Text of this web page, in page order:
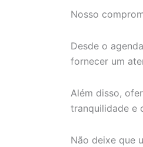
Nosso
Desde o
fornecer um
Além disso,
tranquilidade e
Não deixe que